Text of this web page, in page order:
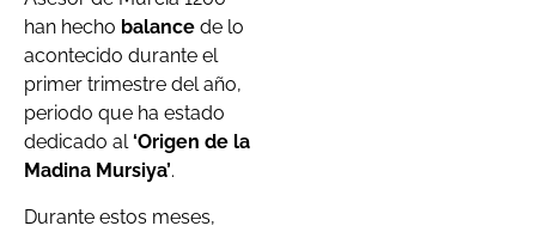
han hecho balance de lo
acontecido durante el
primer trimestre del año,
periodo que ha estado
dedicado al‘Origen de la
Madina Mursiya’.
Durante estos meses,